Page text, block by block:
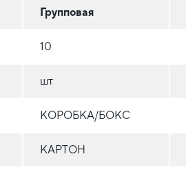
Групповая
10
шт
КОРОБКА/БОКС
КАРТОН